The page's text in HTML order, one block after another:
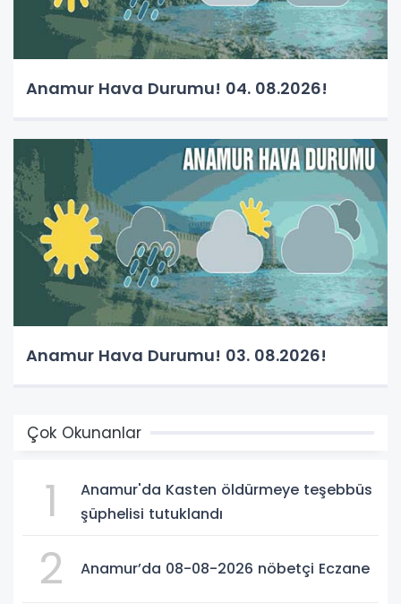
Anamur Hava Durumu! 04. 08.2026!
Anamur Hava Durumu! 03. 08.2026!
Çok Okunanlar
1
Anamur'da Kasten öldürmeye teşebbüs
şüphelisi tutuklandı
2 Anamur’da 08-08-2026 nöbetçi Eczane